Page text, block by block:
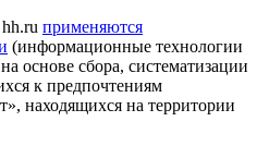
применяются
(информационные технологии
основе сбора, систематизации
к предпочтениям
находящихся на территории